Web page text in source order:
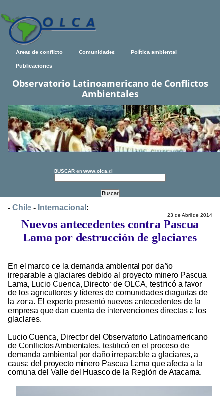
Areas de conflicto Comunidades Política ambiental
Publicaciones
Observatorio Latinoamericano de Conflictos
Ambientales
BUSCAR en www.olca.cl
- Chile - Internacional :
23 de Abril de 2014
Nuevos antecedentes contra Pascua
Lama por destrucción de glaciares
En el marco de la demanda ambiental por daño
irreparable a glaciares debido al proyecto minero Pascua
Lama, Lucio Cuenca, Director de OLCA, testificó a favor
de los agricultores y líderes de comunidades diaguitas de
la zona. El experto presentó nuevos antecedentes de la
empresa que dan cuenta de intervenciones directas a los
glaciares.
Lucio Cuenca, Director del Observatorio Latinoamericano
de Conflictos Ambientales, testificó en el proceso de
demanda ambiental por daño irreparable a glaciares, a
causa del proyecto minero Pascua Lama que afecta a la
comuna del Valle del Huasco de la Región de Atacama.